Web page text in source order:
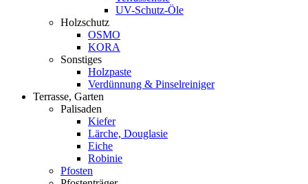
UV-Schutz-Öle
Holzschutz
OSMO
KORA
Sonstiges
Holzpaste
Verdünnung & Pinselreiniger
Terrasse, Garten
Palisaden
Kiefer
Lärche, Douglasie
Eiche
Robinie
Pfosten